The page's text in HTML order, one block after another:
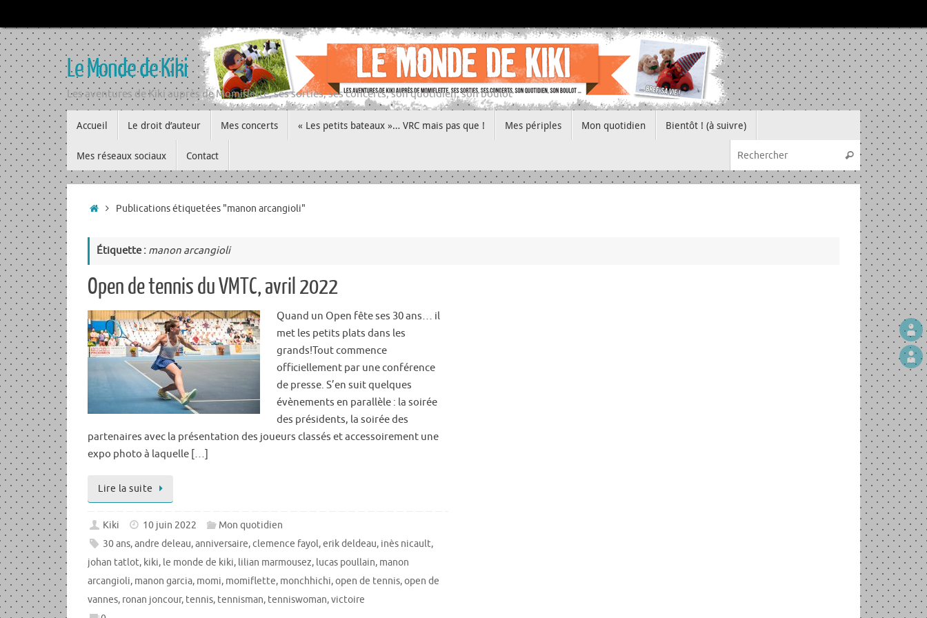
au
contenu
Le Monde de Kiki
Les aventures de Kiki auprès de Momiflette, ses sorties, ses concerts, son quotidien, son boulot
au
contenu
Accueil Le droit d’auteur Mes concerts « Les petits bateaux »… VRC mais pas que ! Mes périples Mon quotidien Bientôt ! (à suivre)
Mes réseaux sociaux Contact
Recherche
Rechercher
Accueil
Publications étiquetées "manon arcangioli"
Étiquette : manon arcangioli
Open de tennis du VMTC, avril 2022
Quand un Open fête ses 30 ans… il
met les petits plats dans les
grands!Tout commence
officiellement par une conférence
de presse. S’en suit quelques
évènements en parallèle : la soirée
des présidents, la soirée des
partenaires avec la présentation des joueurs classés et accessoirement une
expo photo à laquelle […]
Lire la suite
Kiki 10 juin 2022
Mon quotidien
30 ans,andre deleau,anniversaire,clemence fayol,erik deldeau, inès nicault,
johan tatlot, kiki, le monde de kiki, lilian marmousez, lucas poullain, manon
arcangioli, manon garcia, momi, momiflette, monchhichi,open de tennis,open de
vannes, ronan joncour, tennis, tennisman, tenniswoman,victoire